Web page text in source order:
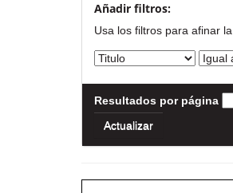
Añadir filtros:
Usa los filtros para afinar la
Resultados por página